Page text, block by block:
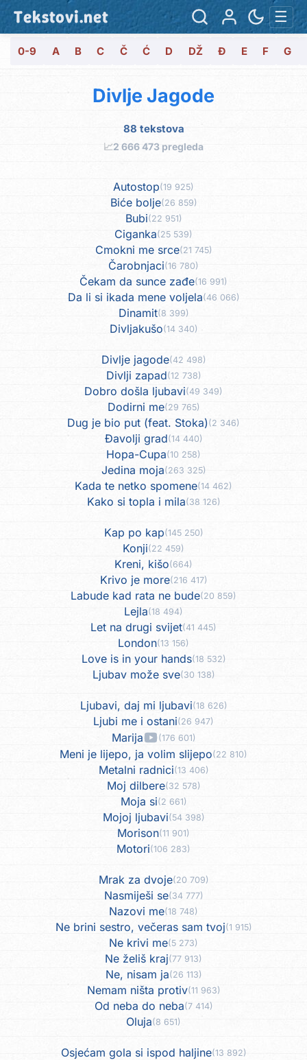
Tekstovi.net ☰
0-9 A B C Č Ć D DŽ Đ E F G
Divlje Jagode
88 tekstova
📈2 666 473 pregleda
Autostop(19 925)
Biće bolje(26 859)
Bubi(22 951)
Ciganka(25 539)
Cmokni me srce(21 745)
Čarobnjaci(16 780)
Čekam da sunce zađe(16 991)
Da li si ikada mene voljela(46 066)
Dinamit(8 399)
Divljakušo(14 340)
Divlje jagode(42 498)
Divlji zapad(12 738)
Dobro došla ljubavi(49 349)
Dodirni me(29 765)
Dug je bio put (feat. Stoka)(2 346)
Đavolji grad(14 440)
Hopa-Cupa(10 258)
Jedina moja(263 325)
Kada te netko spomene(14 462)
Kako si topla i mila(38 126)
Kap po kap(145 250)
Konji(22 459)
Kreni, kišo(664)
Krivo je more(216 417)
Labude kad rata ne bude(20 859)
Lejla(18 494)
Let na drugi svijet(41 445)
London(13 156)
Love is in your hands(18 532)
Ljubav može sve(30 138)
Ljubavi, daj mi ljubavi(18 626)
Ljubi me i ostani(26 947)
Marija (176 601)
Meni je lijepo, ja volim slijepo(22 810)
Metalni radnici(13 406)
Moj dilbere(32 578)
Moja si(2 661)
Mojoj ljubavi(54 398)
Morison(11 901)
Motori(106 283)
Mrak za dvoje(20 709)
Nasmiješi se(34 777)
Nazovi me(18 748)
Ne brini sestro, večeras sam tvoj(1 915)
Ne krivi me(5 273)
Ne želiš kraj(77 913)
Ne, nisam ja(26 113)
Nemam ništa protiv(11 963)
Od neba do neba(7 414)
Oluja(8 651)
Osjećam gola si ispod haljine(13 892)